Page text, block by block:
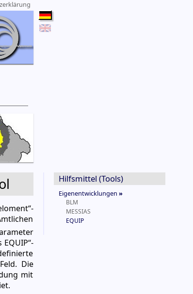
Die
mit
Hilfsmittel (Tools)
Eigenentwicklungen »
BLM
MESSIAS
EQUIP